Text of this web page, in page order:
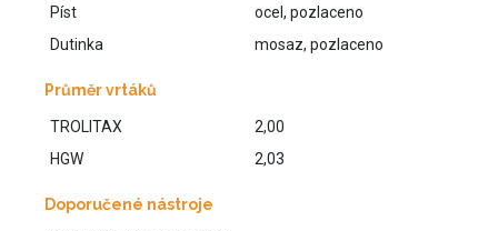
Píst
ocel, pozlaceno
Dutinka
mosaz, pozlaceno
Průměr vrtáků
TROLITAX
2,00
HGW
2,03
Doporučené nástroje